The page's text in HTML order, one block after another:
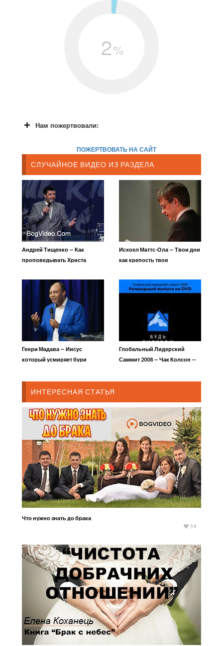
2%
Нам пожертвовали:
ПОЖЕРТВОВАТЬ НА САЙТ
СЛУЧАЙНОЕ ВИДЕО ИЗ РАЗДЕЛА
Андрей Тищенко — Как
проповедывать Христа
Исхоел Маттс-Ола — Твои дни
как крепость твоя
Генри Мадава — Иисус
который усмиряет бури
Глобальный Лидерский
Саммит 2008 — Чак Колсон —
ИНТЕРЕСНАЯ СТАТЬЯ
Что нужно знать до брака
59